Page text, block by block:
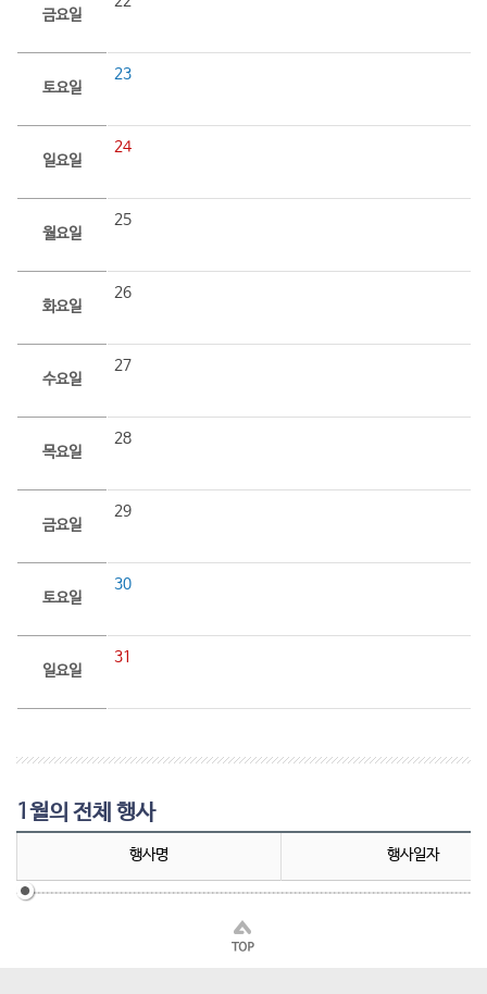
금요일
토요일
23
일요일
24
월요일
25
화요일
26
수요일
27
목요일
28
금요일
29
토요일
30
일요일
31
1월의 전체 행사
행사명 행사일자